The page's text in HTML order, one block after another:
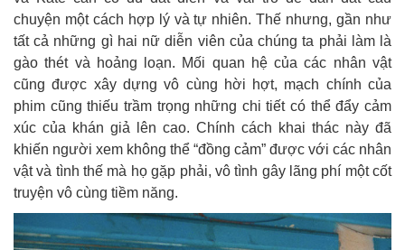
chuyện một cách hợp lý và tự nhiên. Thế nhưng, gần như
tất cả những gì hai nữ diễn viên của chúng ta phải làm là
gào thét và hoảng loạn. Mối quan hệ của các nhân vật
cũng được xây dựng vô cùng hời hợt, mạch chính của
phim cũng thiếu trầm trọng những chi tiết có thể đẩy cảm
xúc của khán giả lên cao. Chính cách khai thác này đã
khiến người xem không thể “đồng cảm” được với các nhân
vật và tình thế mà họ gặp phải, vô tình gây lãng phí một cốt
truyện vô cùng tiềm năng.